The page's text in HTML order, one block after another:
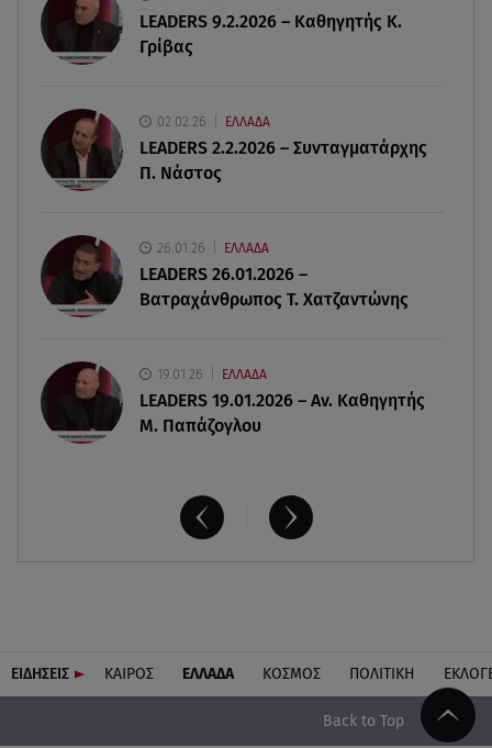
Στενά του Ορμούζ: Στο Ιράν ο έλεγχος της
εισερχόμενης ναυσιπλοΐας
Κρήτη: Τι απαντά η ΕΛ.ΑΣ. για το βίντεο με τον
μεθυσμένο τουρίστα
Αλεξανδρούπολη: Ανασύρθηκε χωρίς τις
αισθήσεις του ηλικιωμένος από πηγάδι
LEADERS 9.2.2026 – Καθηγητής Κ.
Γρίβας
02.02.26 ΕΛΛΑΔΑ
LEADERS 2.2.2026 – Συνταγματάρχης
Π. Νάστος
26.01.26 ΕΛΛΑΔΑ
LEADERS 26.01.2026 –
Βατραχάνθρωπος Τ. Χατζαντώνης
19.01.26 ΕΛΛΑΔΑ
LEADERS 19.01.2026 – Αν. Καθηγητής
Μ. Παπάζογλου
ΕΙΔΗΣΕΙΣ ΚΑΙΡΟΣ ΕΛΛΑΔΑ ΚΟΣΜΟΣ ΠΟΛΙΤΙΚΗ
Back to Top